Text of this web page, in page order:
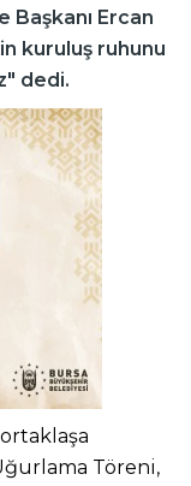
Ercan
kuruluş ruhunu
dedi.
Töreni,